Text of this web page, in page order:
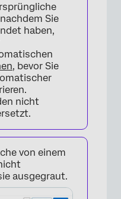
Sie
haben,
, bevor Sie
nicht
von einem
ausgegraut.